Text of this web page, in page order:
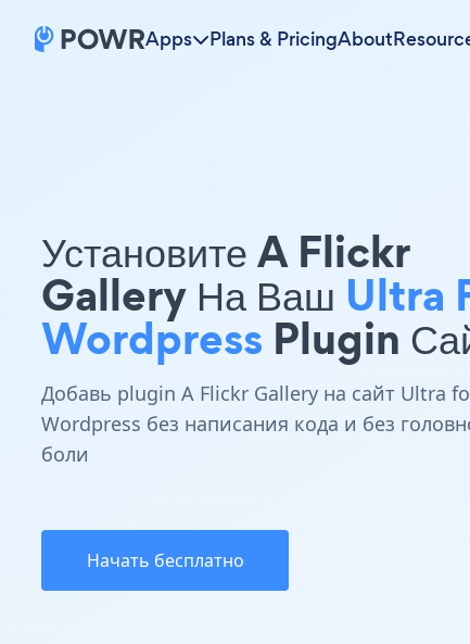
Apps Plans & PricingAbout
Установите A Flickr
Gallery На Ваш Ultra
Wordpress Plugin
Добавь plugin A Flickr Gallery на сайт Ultra
Wordpress без написания кода и без
боли
Начать бесплатно